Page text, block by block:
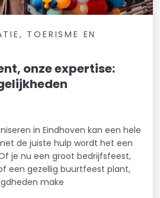
TOERISME EN
onze expertise:
in Eindhoven kan een hele
de juiste hulp wordt het een
je nu een groot bedrijfsfeest,
een gezellig buurtfeest plant,
make